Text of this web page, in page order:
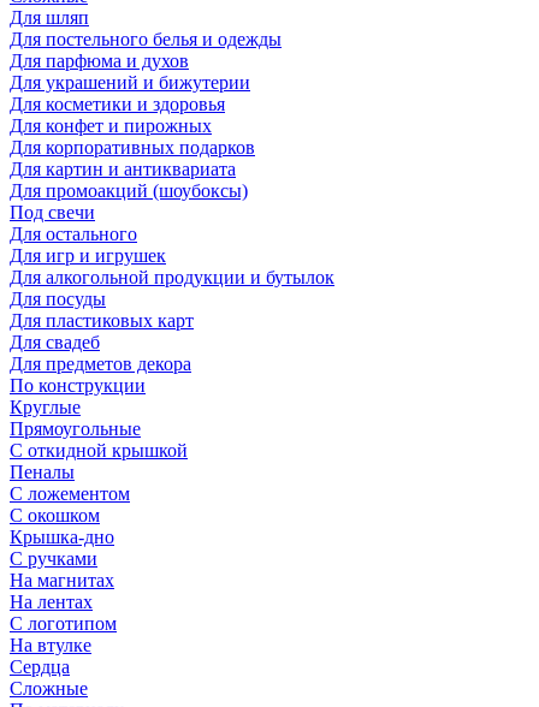
Для шляп
Для постельного белья и одежды
Для парфюма и духов
Для украшений и бижутерии
Для косметики и здоровья
Для конфет и пирожных
Для корпоративных подарков
Для картин и антиквариата
Для промоакций (шоубоксы)
Под свечи
Для остального
Для игр и игрушек
Для алкогольной продукции и бутылок
Для посуды
Для пластиковых карт
Для свадеб
Для предметов декора
По конструкции
Круглые
Прямоугольные
С откидной крышкой
Пеналы
С ложементом
С окошком
Крышка-дно
С ручками
На магнитах
На лентах
С логотипом
На втулке
Сердца
Сложные